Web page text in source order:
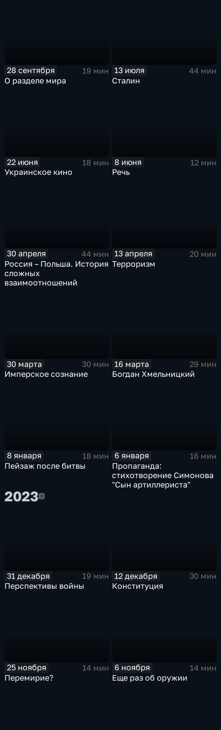
28 сентября
19 мин
О разделе мира
13 июля
44 мин
Сталин
22 июня
18 мин
Украинское кино
8 июня
12 мин
Речь
30 апреля
44 мин
Россия – Польша. История
сложных
взаимоотношений
13 апреля
20 мин
Терроризм
30 марта
30 мин
Имперское сознание
16 марта
29 мин
Богдан Хмельницкий
8 января
18 мин
Пейзаж после битвы
6 января
16 мин
Пропаганда:
стихотворение Симонова
"Сын артиллериста"
20232023
31 декабря
19 мин
Перспективы войны
12 декабря
30 мин
Конституция
25 ноября
14 мин
Перемирие?
6 ноября
14 мин
Еще раз об оружии